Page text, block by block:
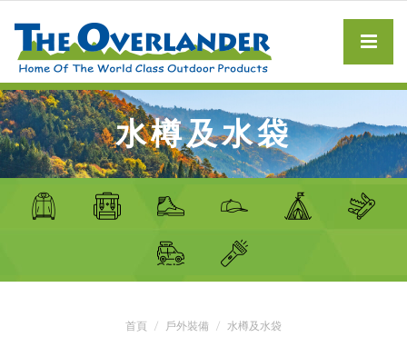
水樽及水袋
首頁 戶外裝備 水樽及水袋